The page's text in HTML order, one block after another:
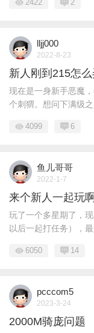
2422 2
lljj000
2022-8-23
新人刚到215怎
现在是一身新手恶魔
个刺猬。想问下满级之
4099 6
鱼儿哥哥
2022-1-7
来个新人一起玩
玩了一个多星期了，
以后一起打任务），
6050 14
pcccom5
2023-3-24
2000M骑庞问题